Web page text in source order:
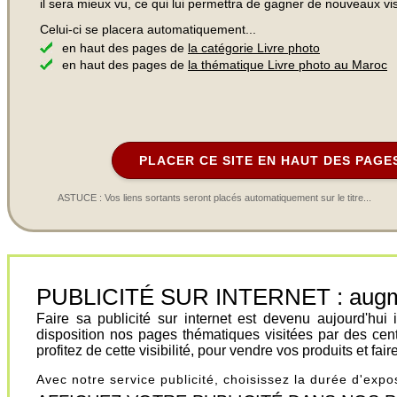
il sera mieux vu, ce qui lui permettra de gagner de nouveaux
Celui-ci se placera automatiquement...
en haut des pages de la catégorie Livre photo
en haut des pages de la thématique Livre photo au Maroc
PLACER CE SITE EN HAUT DES
ASTUCE : Vos liens sortants seront placés automatiquement sur le titre...
PUBLICITÉ SUR INTERNET :
Faire sa publicité sur internet est devenu
disposition nos pages thématiques visitées par des
profitez de cette visibilité, pour vendre vos produits et
Avec notre service publicité, choisissez la durée